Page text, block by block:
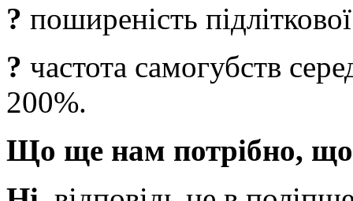
? поширеність
? частота самогубств
200%.
Що ще нам потрібно,